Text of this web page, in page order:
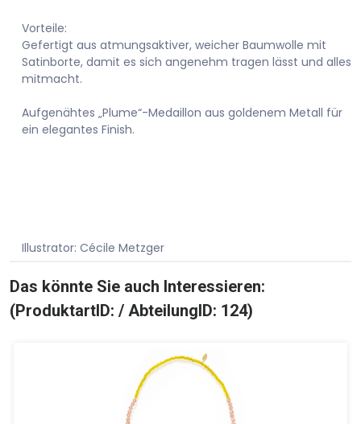
Vorteile:
Gefertigt aus atmungsaktiver, weicher Baumwolle mit
Satinborte, damit es sich angenehm tragen lässt und alles
mitmacht.
Aufgenähtes „Plume“-Medaillon aus goldenem Metall für
ein elegantes Finish.
Illustrator: Cécile Metzger
Das könnte Sie auch Interessieren:
(ProduktartID: / AbteilungID: 124)